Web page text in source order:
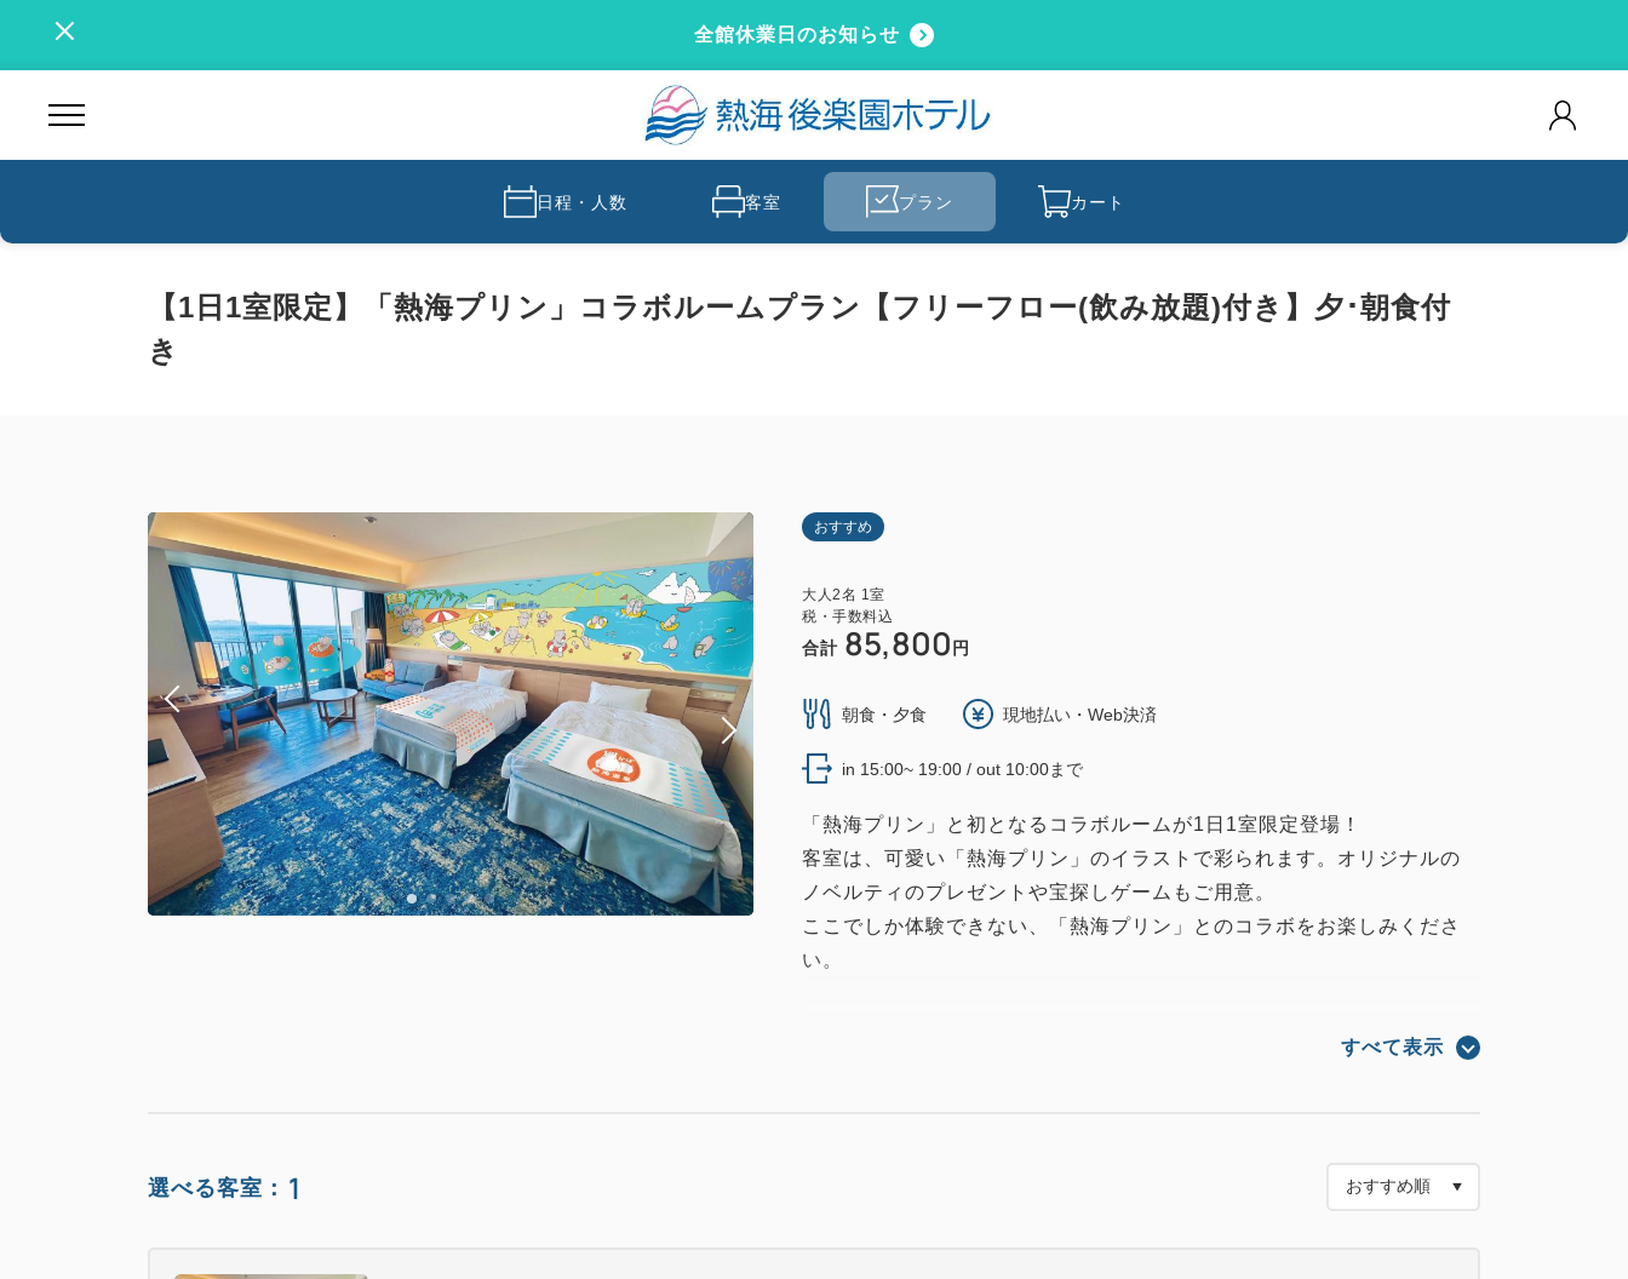
全館休業日のお知らせ
日程・人数 客室 プラン カート
【1日1室限定】「熱海プリン」コラボルームプラン【フリーフロー(飲み放題)付き】夕･朝食付
き
おすすめ
大人2名 1室
税・手数料込
合計 85,800 円
朝食・夕食 現地払い・Web決済
in 15:00~ 19:00 / out 10:00まで
「熱海プリン」と初となるコラボルームが1日1室限定登場！
客室は、可愛い「熱海プリン」のイラストで彩られます。オリジナルの
ノベルティのプレゼントや宝探しゲームもご用意。
ここでしか体験できない、「熱海プリン」とのコラボをお楽しみくださ
い。
①オリジナルノベルティをお一人様につき1セットプレゼント(クリアポー
※コンパクトミラーは全3種のうち1種がランダムに入っております。種
すべて表示
選べる客室： 1